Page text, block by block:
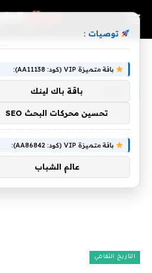
التاريخ الثقافي
توصيات :
باقة متميزة VIP (كود: AA11138):
باقة باك لينك
تحسين محركات البحث SEO
باقة متميزة VIP (كود: AA86842):
عالم الشباب